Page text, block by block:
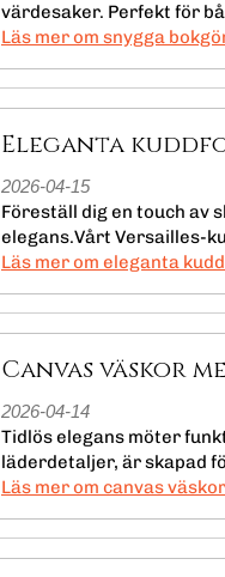
värdesaker. Perfekt för
läs mer om snygga
Eleganta
2026-04-15
Föreställ dig en touch av
elegans.Vårt Versailles-
läs mer om eleganta
Canvas väskor
2026-04-14
Tidlös elegans möter
läderdetaljer, är skapad
läs mer om canvas